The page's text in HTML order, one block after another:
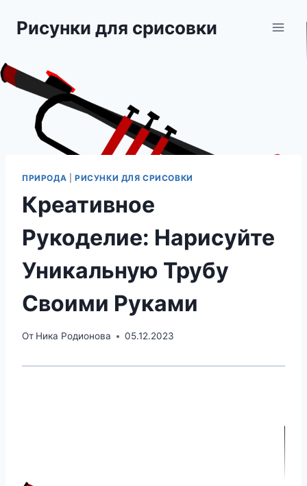
Рисунки для срисовки
ПРИРОДА РИСУНКИ ДЛЯ СРИСОВКИ
Креативное
Рукоделие: Нарисуйте
Уникальную Трубу
Своими Руками
От Ника Родионова 05.12.2023